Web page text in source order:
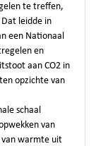
te treffen,
leidde in
een Nationaal
en
aan CO2 in
opzichte van
schaal
van
van warmte uit